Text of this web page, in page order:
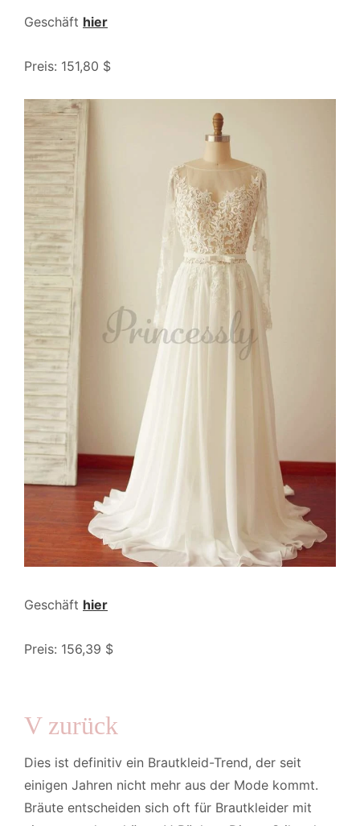
Geschäft hier
Preis: 151,80 $
Geschäft hier
Preis: 156,39 $
V zurück
Dies ist definitiv ein Brautkleid-Trend, der seit
einigen Jahren nicht mehr aus der Mode kommt.
Bräute entscheiden sich oft für Brautkleider mit